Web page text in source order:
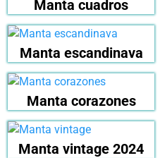
Manta cuadros
Manta escandinava
Manta corazones
Manta vintage 2024